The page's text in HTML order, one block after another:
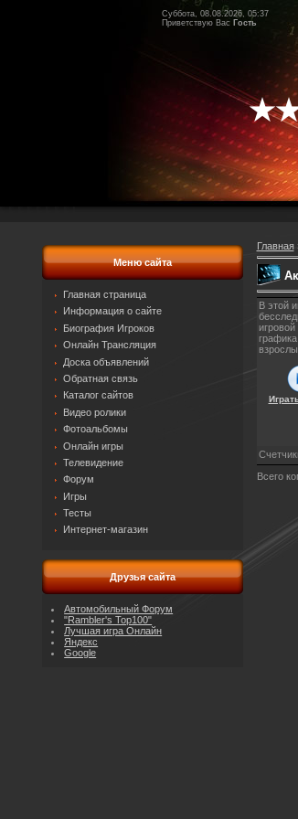
Суббота, 08.08.2026, 05:37
Приветствую Вас Гость
Меню сайта
Главная страница
Информация о сайте
Биография Игроков
Онлайн Трансляция
Доска объявлений
Обратная связь
Каталог сайтов
Видео ролики
Фотоальбомы
Онлайн игры
Телевидение
Форум
Игры
Тесты
Интернет-магазин
Друзья сайта
Автомобильный Форум
"Rambler's Top100"
Лучшая игра Онлайн
Яндекс
Google
Главная
В этой
Всего